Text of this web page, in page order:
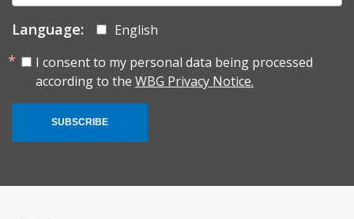
Language:
English
I consent to my personal data being processed
according to the WBG Privacy Notice.
SUBSCRIBE